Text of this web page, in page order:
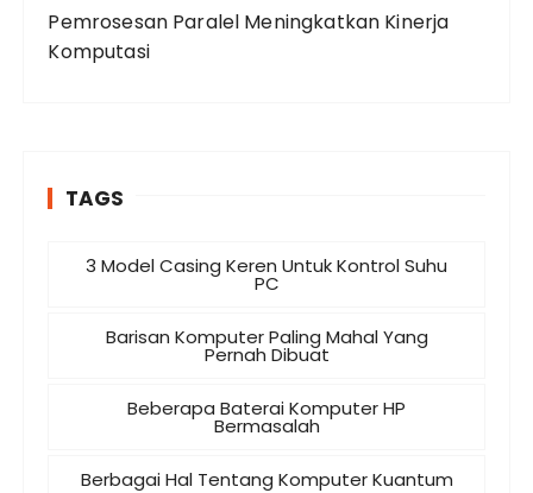
Pemrosesan Paralel Meningkatkan Kinerja
Komputasi
TAGS
3 Model Casing Keren Untuk Kontrol Suhu
PC
Barisan Komputer Paling Mahal Yang
Pernah Dibuat
Beberapa Baterai Komputer HP
Bermasalah
Berbagai Hal Tentang Komputer Kuantum